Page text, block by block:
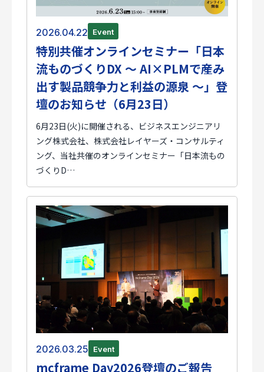
2026.04.22 Event
特別共催オンラインセミナー「日本
流ものづくりDX ～ AI×PLMで産み
出す製品競争力と利益の源泉 ～」登
壇のお知らせ（6月23日）
6月23日(火)に開催される、ビジネスエンジニアリ
ング株式会社、株式会社レイヤーズ・コンサルティ
ング、当社共催のオンラインセミナー「日本流もの
づくりD…
2026.03.25 Event
mcframe Day2026登壇のご報告